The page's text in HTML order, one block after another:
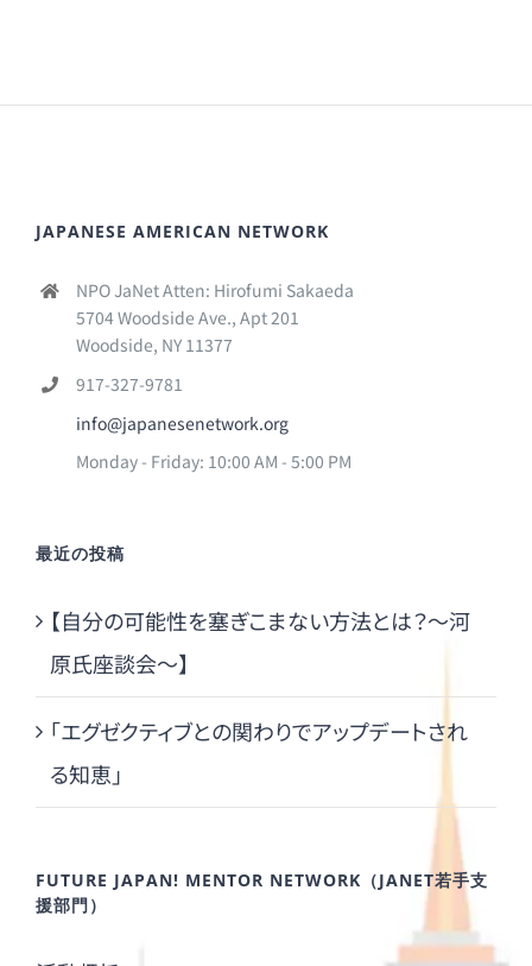
JAPANESE AMERICAN NETWORK
NPO JaNet Atten: Hirofumi Sakaeda
5704 Woodside Ave., Apt 201
Woodside, NY 11377
917-327-9781
info@japanesenetwork.org
Monday - Friday: 10:00 AM - 5:00 PM
最近の投稿
【自分の可能性を塞ぎこまない方法とは？～河
原氏座談会～】
「エグゼクティブとの関わりでアップデートされ
る知恵」
FUTURE JAPAN! MENTOR NETWORK（JANET若手支
援部門）